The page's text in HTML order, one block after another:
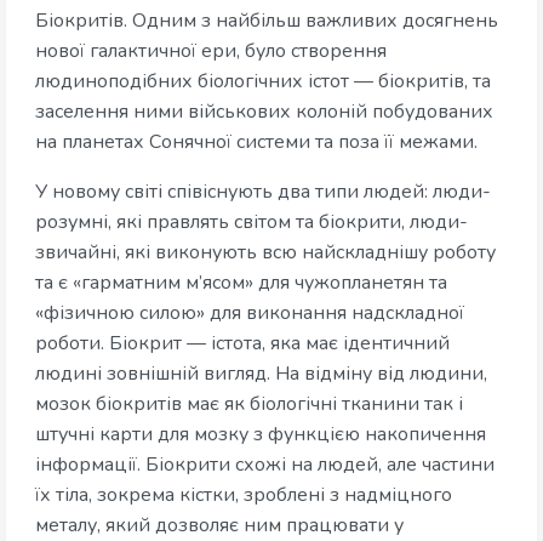
Біокритів. Одним з найбільш важливих досягнень
нової галактичної ери, було створення
людиноподібних біологічних істот — біокритів, та
заселення ними військових колоній побудованих
на планетах Сонячної системи та поза її межами.
У новому світі співіснують два типи людей: люди-
розумні, які правлять світом та біокрити, люди-
звичайні, які виконують всю найскладнішу роботу
та є «гарматним м’ясом» для чужопланетян та
«фізичною силою» для виконання надскладної
роботи. Біокрит— істота, яка має ідентичний
людині зовнішній вигляд. На відміну від людини,
мозок біокритів має як біологічні тканини так і
штучні карти для мозку з функцією накопичення
інформації. Біокрити схожі на людей, але частини
їх тіла, зокрема кістки, зроблені з надміцного
металу, який дозволяє ним працювати у